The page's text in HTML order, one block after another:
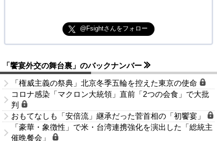
@Fsightさんをフォロー
「饗宴外交の舞台裏」のバックナンバー
「権威主義の祭典」北京冬季五輪を控えた東京の使命
コロナ感染「マクロン大統領」直前「2つの会食」で大批
判
おもてなしも「安倍流」継承だった菅首相の「初饗宴」
「豪華・象徴性」で米・台湾連携強化を演出した「総統主
催晩餐会」